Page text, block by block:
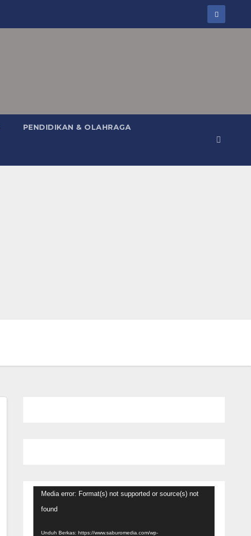
PENDIDIKAN & OLAHRAGA
Pemutar
Video
Media error: Format(s) not supported or source(s) not
found
Unduh Berkas: https://www.saburomedia.com/wp-